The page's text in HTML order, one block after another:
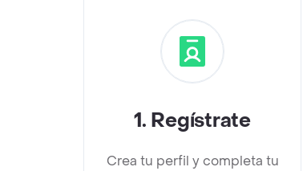
1. Regístrate
Crea tu perfil y completa tu